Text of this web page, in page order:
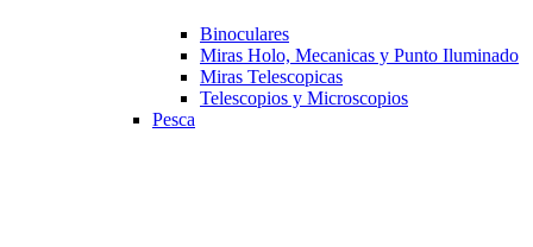
Binoculares
Miras Holo, Mecanicas y Punto Iluminado
Miras Telescopicas
Telescopios y Microscopios
Pesca